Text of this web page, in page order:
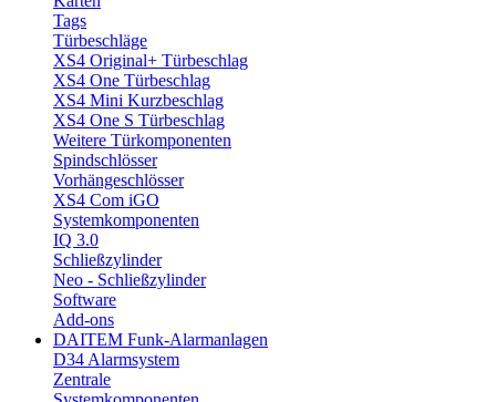
Tags
Türbeschläge
XS4 Original+ Türbeschlag
XS4 One Türbeschlag
XS4 Mini Kurzbeschlag
XS4 One S Türbeschlag
Weitere Türkomponenten
Spindschlösser
Vorhängeschlösser
XS4 Com iGO
Systemkomponenten
IQ 3.0
Schließzylinder
Neo - Schließzylinder
Software
Add-ons
DAITEM Funk-Alarmanlagen
D34 Alarmsystem
Zentrale